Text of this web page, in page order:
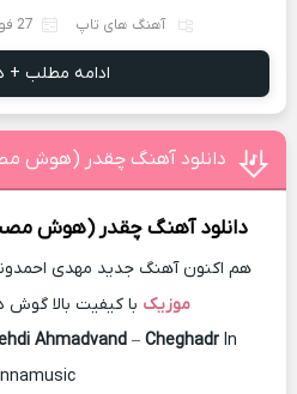
آهنگ های تاپ 27 فوریه 2026
ادامه مطلب +
دانلود آهنگ چقدر (هوش
دانلود آهنگچقدر (هوش
هم اکنون آهنگ جدید مهدی
موزیک با کیفیت بالا گوش
Ahmadvand – Cheghadr In